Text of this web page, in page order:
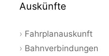
Auskünfte
Fahrplanauskunft
Bahnverbindungen